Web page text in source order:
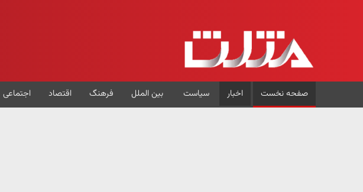
صفحه نخست اخبار سیاست بین الملل فرهنگ اقتصاد اجتماعی